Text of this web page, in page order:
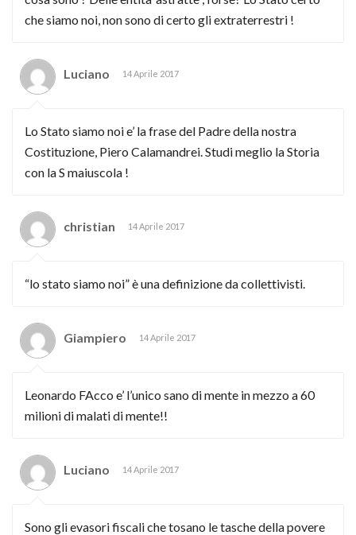
che siamo noi, non sono di certo gli extraterrestri !
Luciano 14 Aprile 2017
Lo Stato siamo noi e’ la frase del Padre della nostra
Costituzione, Piero Calamandrei. Studi meglio la Storia
con la S maiuscola !
christian 14 Aprile 2017
“lo stato siamo noi” è una definizione da collettivisti.
Giampiero 14 Aprile 2017
Leonardo FAcco e’ l’unico sano di mente in mezzo a 60
milioni di malati di mente!!
Luciano 14 Aprile 2017
Sono gli evasori fiscali che tosano le tasche della povere